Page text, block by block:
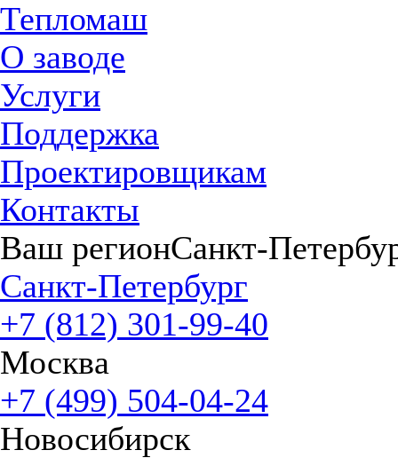
Тепломаш
О заводе
Услуги
Поддержка
Проектировщикам
Контакты
Ваш регионСанкт-
Санкт-Петербург
+7 (812) 301-99-40
Москва
+7 (499) 504-04-24
Новосибирск